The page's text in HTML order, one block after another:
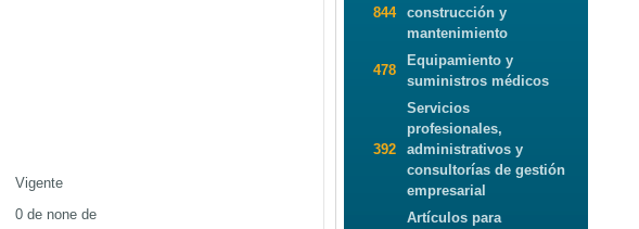
Vigente
0 de none de
844
construcción y
mantenimiento
478
Equipamiento y
suministros médicos
392
Servicios
profesionales,
administrativos y
consultorías de gestión
empresarial
Artículos para